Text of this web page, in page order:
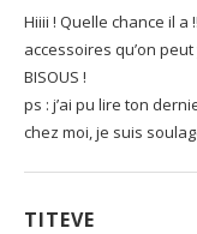
Hiiii ! Quelle chance il a
accessoires qu’on
BISOUS !
ps : j’ai pu lire ton
chez moi, je suis
TITEVE